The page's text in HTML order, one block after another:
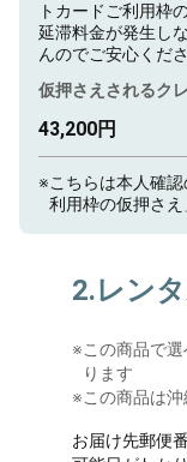
トカードご利用枠
延滞料金が発生し
んのでご安心くださ
仮押さえされるク
43,200円
※こちらは本人確
利用枠の仮押さえ
2.レン
※この商品で
ります
※この商品は
お届け先郵便